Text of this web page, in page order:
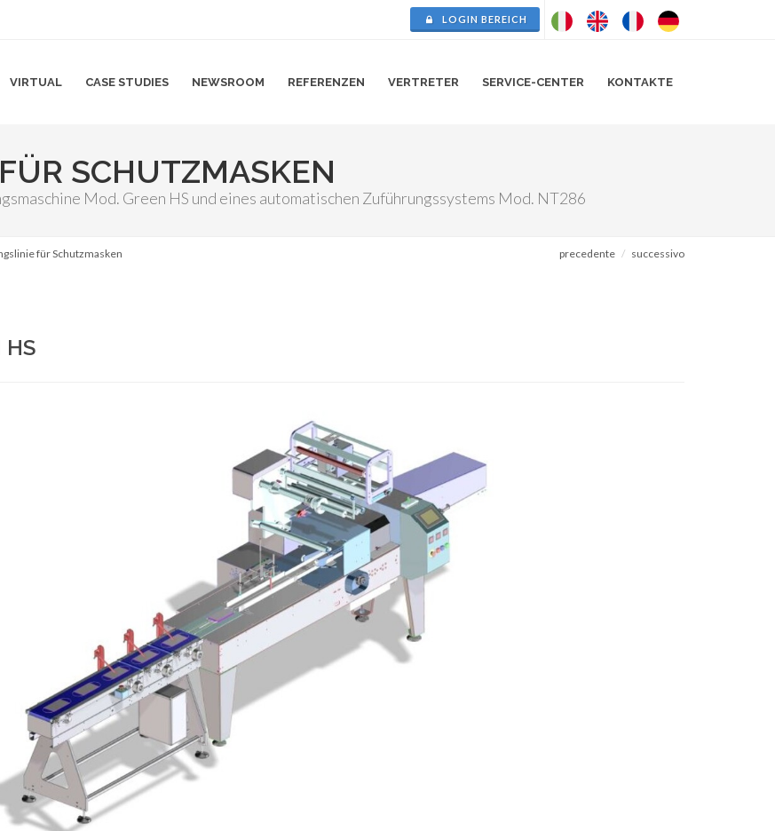
LOGIN BEREICH
VIRTUAL CASE STUDIES NEWSROOM REFERENZEN VERTRETER SERVICE-CENTER KONTAKTE
SCHUTZMASKEN
Mod. Green HS und eines automatischen Zuführungssystems Mod. NT286
für Schutzmasken precedente successivo
HS